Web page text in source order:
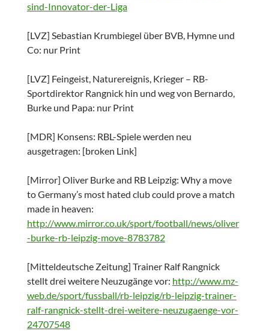
sind-Innovator-der-Liga
[LVZ] Sebastian Krumbiegel über BVB, Hymne und
Co: nur Print
[LVZ] Feingeist, Naturereignis, Krieger – RB-
Sportdirektor Rangnick hin und weg von Bernardo,
Burke und Papa: nur Print
[MDR] Konsens: RBL-Spiele werden neu
ausgetragen: [broken Link]
[Mirror] Oliver Burke and RB Leipzig: Why a move
to Germany’s most hated club could prove a match
made in heaven:
http://www.mirror.co.uk/sport/football/news/oliver
-burke-rb-leipzig-move-8783782
[Mitteldeutsche Zeitung] Trainer Ralf Rangnick
stellt drei weitere Neuzugänge vor: http://www.mz-
web.de/sport/fussball/rb-leipzig/rb-leipzig-trainer-
ralf-rangnick-stellt-drei-weitere-neuzugaenge-vor-
24707548